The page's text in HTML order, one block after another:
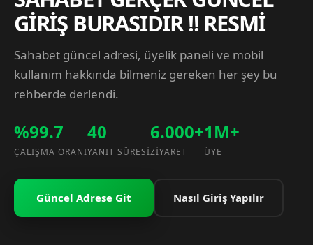
GİRİŞ BURASIDIR !! RESMİ
Sahabet güncel adresi, üyelik paneli ve mobil
kullanım hakkında bilmeniz gereken her şey bu
rehberde derlendi.
%99.7
ÇALIŞMA ORANI
40
YANIT SÜRESI
6.000+
ZIYARET
1M+
ÜYE
Güncel Adrese Git Nasıl Giriş Yapılır